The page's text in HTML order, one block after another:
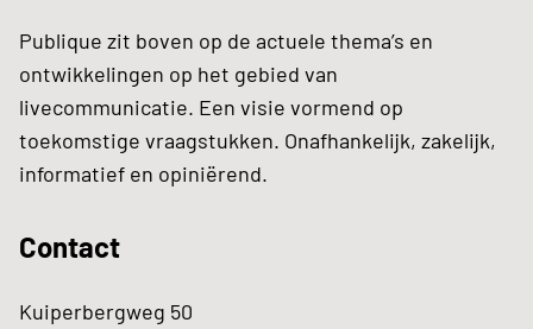
Publique zit boven op de actuele thema’s en
ontwikkelingen op het gebied van
livecommunicatie. Een visie vormend op
toekomstige vraagstukken. Onafhankelijk, zakelijk,
informatief en opiniërend.
Contact
Kuiperbergweg 50